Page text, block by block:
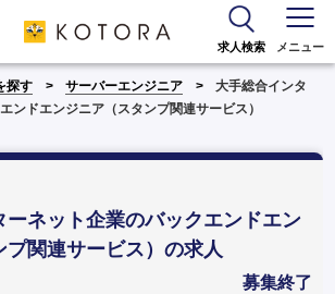
求人検索 メニュー
探す サーバーエンジニア
大手総合インタ
ンドエンジニア（スタンプ関連サービス）
ーネット企業のバックエンドエン
プ関連サービス）の求人
募集終了